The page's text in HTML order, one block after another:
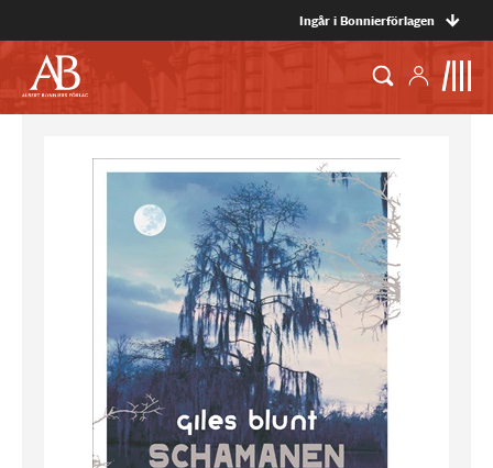
Ingår i Bonnierförlagen